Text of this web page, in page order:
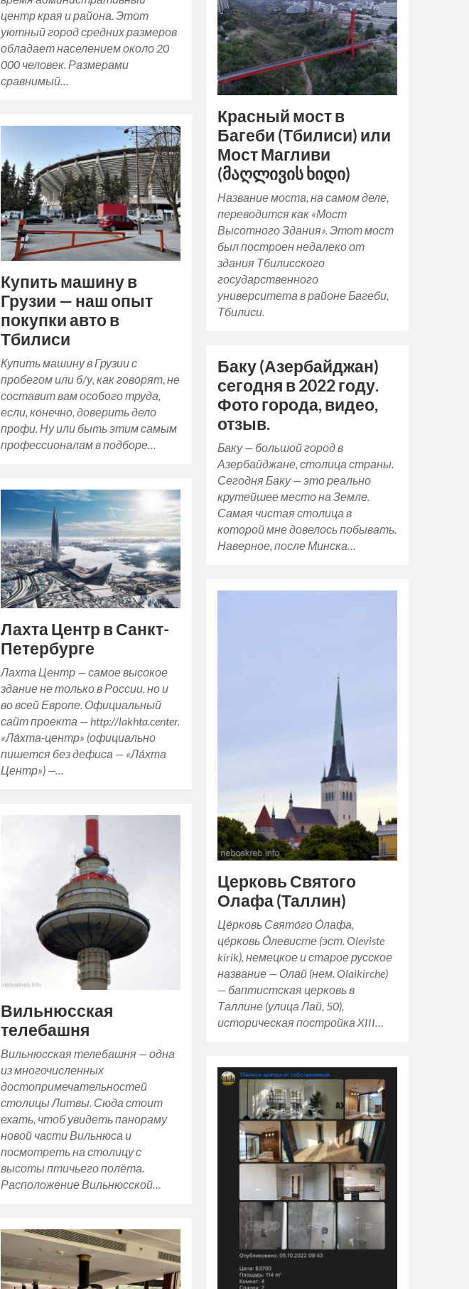
центр края и района. Этот
уютный город средних размеров
обладает населением около 20
000 человек. Размерами
сравнимый…
Красный мост в
Багеби (Тбилиси) или
Мост Магливи
(მაღლივის ხიდი)
Название моста, на самом деле,
переводится как «Мост
Высотного Здания». Этот мост
был построен недалеко от
здания Тбилисского
государственного
университета в районе Багеби,
Тбилиси.
Купить машину в
Грузии — наш опыт
покупки авто в
Тбилиси
Купить машину в Грузии с
пробегом или б/у, как говорят, не
составит вам особого труда,
если, конечно, доверить дело
профи. Ну или быть этим самым
профессионалам в подборе…
Баку (Азербайджан)
сегодня в 2022 году.
Фото города, видео,
отзыв.
Баку — большой город в
Азербайджане, столица страны.
Сегодня Баку — это реально
крутейшее место на Земле.
Самая чистая столица в
которой мне довелось побывать.
Наверное, после Минска…
Лахта Центр в Санкт-
Петербурге
Лахта Центр — самое высокое
здание не только в России, но и
во всей Европе. Официальный
сайт проекта — http://lakhta.center.
«Ла́хта-центр» (официально
пишется без дефиса — «Ла́хта
Центр») —…
Церковь Святого
Олафа (Таллин)
Це́рковь Свято́го О́лафа,
це́рковь О́левисте (эст. Oleviste
kirik), немецкое и старое русское
название — Олай (нем. Olaikirche)
— баптистская церковь в
Таллине (улица Лай, 50),
историческая постройка XIII…
Вильнюсская
телебашня
Вильнюсская телебашня — одна
из многочисленных
достопримечательностей
столицы Литвы. Сюда стоит
ехать, чтоб увидеть панораму
новой части Вильнюса и
посмотреть на столицу с
высоты птичьего полёта.
Расположение Вильнюсской…